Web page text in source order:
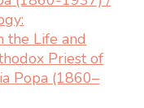
the Life and
Priest of
Popa (1860–